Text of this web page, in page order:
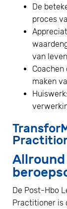
De
proces
van
maken
De Post-Hbo
Practitioner is